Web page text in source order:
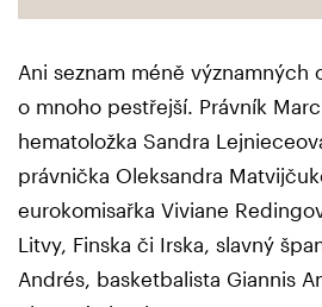
Ani seznam méně významných
o mnoho pestřejší. Právník
hematoložka Sandra
právnička Oleksandra
eurokomisařka Viviane
Litvy, Finska či Irska, slavný
Andrés, basketbalista Giannis